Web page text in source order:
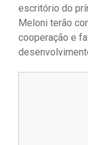
escritório do
Meloni terão
cooperação e